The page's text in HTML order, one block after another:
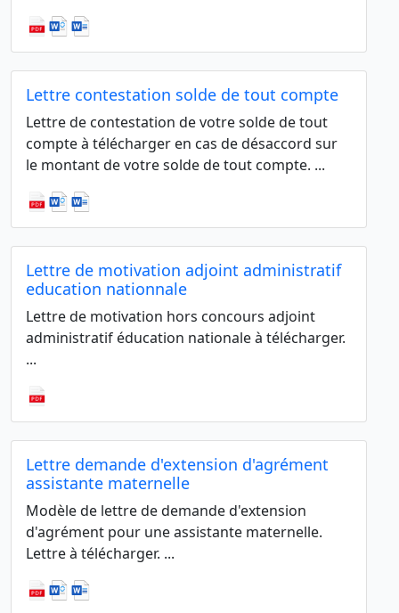
Lettre contestation solde de tout compte
Lettre de contestation de votre solde de tout
compte à télécharger en cas de désaccord sur
le montant de votre solde de tout compte. ...
Lettre de motivation adjoint administratif
education nationnale
Lettre de motivation hors concours adjoint
administratif éducation nationale à télécharger.
...
Lettre demande d'extension d'agrément
assistante maternelle
Modèle de lettre de demande d'extension
d'agrément pour une assistante maternelle.
Lettre à télécharger. ...